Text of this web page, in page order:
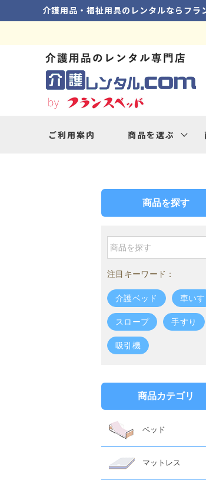
介護用品・福祉用具のレンタルなら フラ
ご利用案内 商品を選ぶ
商品を探す
注目キーワード：
介護ベッド 車いす
スロープ 手すり
吸引機
商品カテゴリ
ベッド
マットレス